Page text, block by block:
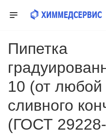
Пипетка
10 (от любой
сливного
(ГОСТ